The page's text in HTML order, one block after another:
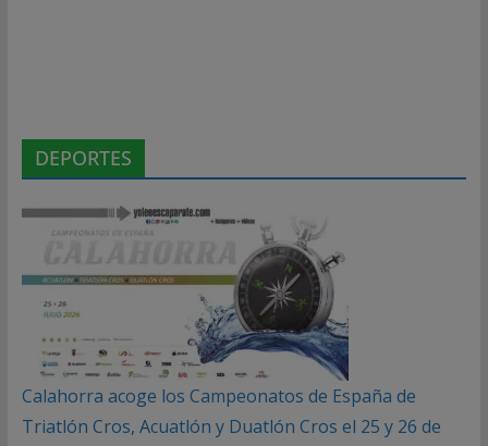
DEPORTES
Calahorra acoge los Campeonatos de España de
Triatlón Cros, Acuatlón y Duatlón Cros el 25 y 26 de